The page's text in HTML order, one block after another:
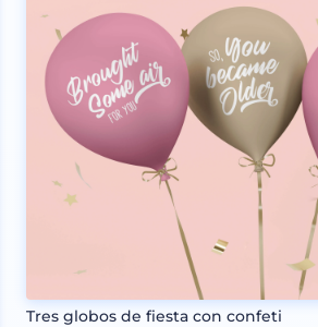
Tres globos de fiesta con confeti